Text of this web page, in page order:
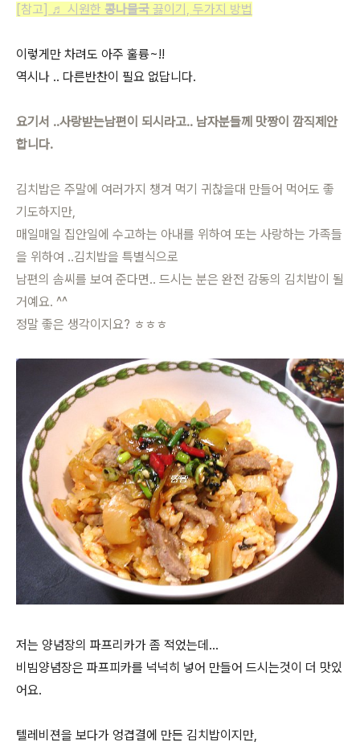
[참고] ♬ 시원한 콩나물국 끓이기, 두가지 방법
이렇게만 차려도 아주 훌륭~!!
역시나 .. 다른반찬이 필요 없답니다.
요기서 ..사랑받는남편이 되시라고.. 남자분들께 맛짱이 깜직제안
합니다.
김치밥은 주말에 여러가지 챙겨 먹기 귀찮을대 만들어 먹어도 좋
기도하지만,
매일매일 집안일에 수고하는 아내를 위하여 또는 사랑하는 가족들
을 위하여 ..김치밥을 특별식으로
남편의 솜씨를 보여 준다면.. 드시는 분은 완전 감동의 김치밥이 될
거예요. ^^
정말 좋은 생각이지요? ㅎㅎㅎ
저는 양념장의 파프리카가 좀 적었는데...
비빔양념장은 파프피카를 넉넉히 넣어 만들어 드시는것이 더 맛있
어요.
텔레비젼을 보다가 엉겹결에 만든 김치밥이지만,